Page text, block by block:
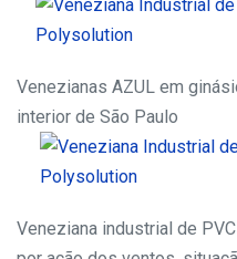
Venezianas AZUL em
interior de São Paulo
Veneziana industrial de